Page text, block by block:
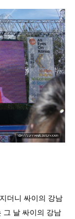
더니 싸이의 강남
그 날 싸이의 강남